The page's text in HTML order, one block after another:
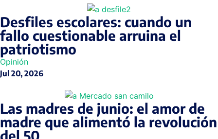
Desfiles escolares: cuando un
fallo cuestionable arruina el
patriotismo
Opinión
Jul 20, 2026
Las madres de junio: el amor de
madre que alimentó la revolución
del 50